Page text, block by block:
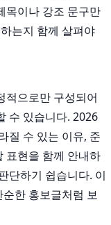
목이나 강조 문구만
는지 함께 살펴야
적으로만 구성되어
수 있습니다. 2026
질 수 있는 이유, 준
표현을 함께 안내하
단하기 쉽습니다. 이
한 홍보글처럼 보